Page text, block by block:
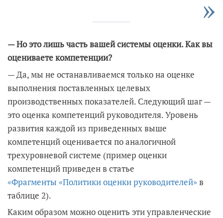
— Но это лишь часть вашей системы оценки. Как вы
оцениваете компетенции?
— Да, мы не останавливаемся только на оценке
выполнения поставленных целевых
производственных показателей. Следующий шаг —
это оценка компетенций руководителя. Уровень
развития каждой из приведенных выше
компетенций оценивается по аналогичной
трехуровневой системе (пример оценки
компетенций приведен в статье
«Фрагменты «Политики оценки руководителей»в
таблице 2).
Каким образом можно оценить эти управленческие